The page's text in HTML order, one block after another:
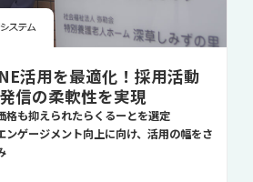
活用を最適化！採用活動
信の柔軟性を実現
格も抑えられたらくるーとを選定
ンゲージメント向上に向け、活用の幅をさ